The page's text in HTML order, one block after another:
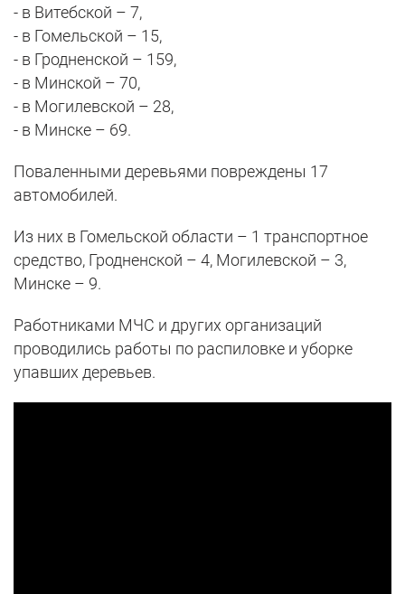
- в Витебской – 7,
- в Гомельской – 15,
- в Гродненской – 159,
- в Минской – 70,
- в Могилевской – 28,
- в Минске – 69.
Поваленными деревьями повреждены 17
автомобилей.
Из них в Гомельской области – 1 транспортное
средство, Гродненской – 4, Могилевской – 3,
Минске – 9.
Работниками МЧС и других организаций
проводились работы по распиловке и уборке
упавших деревьев.